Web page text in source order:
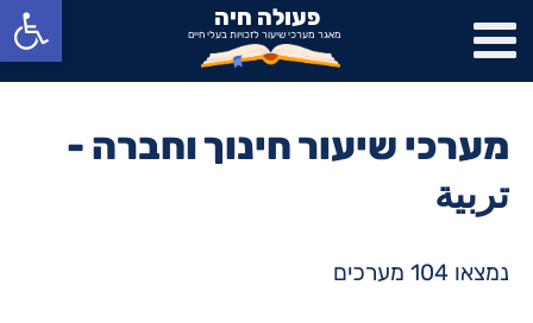
פתח סרגל נגישות פעולה חיה
מאגר מערכי שיעור לזכויות בעלי חיים
מערכי שיעור חינוך וחברה -
تربية
נמצאו 104 מערכים